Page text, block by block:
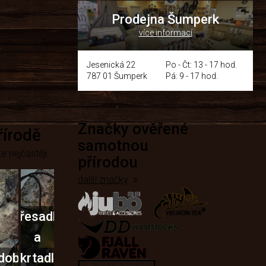
Prodejna Šumperk
více informací
Jesenická 22
787 01 Šumperk
Po - Čt: 13 - 17 hod.
Pá: 9 - 17 hod.
nejčastěji
Křesadla
a
škrtadla
Značky ověřené
samotnou
přírodou
další značky